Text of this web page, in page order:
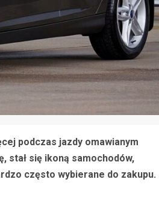
podczas jazdy omawianym
stał się ikoną samochodów,
często wybierane do zakupu.